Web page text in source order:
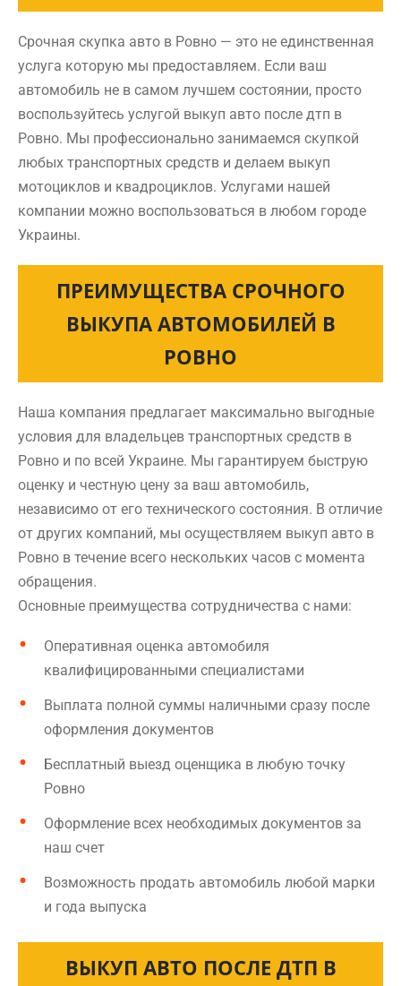
Срочная скупка авто в Ровно — это не единственная
услуга которую мы предоставляем. Если ваш
автомобиль не в самом лучшем состоянии, просто
воспользуйтесь услугой выкуп авто после дтп в
Ровно. Мы профессионально занимаемся скупкой
любых транспортных средств и делаем выкуп
мотоциклов и квадроциклов. Услугами нашей
компании можно воспользоваться в любом городе
Украины.
ПРЕИМУЩЕСТВА СРОЧНОГО
ВЫКУПА АВТОМОБИЛЕЙ В
РОВНО
Наша компания предлагает максимально выгодные
условия для владельцев транспортных средств в
Ровно и по всей Украине. Мы гарантируем быструю
оценку и честную цену за ваш автомобиль,
независимо от его технического состояния. В отличие
от других компаний, мы осуществляем выкуп авто в
Ровно в течение всего нескольких часов с момента
обращения.
Основные преимущества сотрудничества с нами:
Оперативная оценка автомобиля
квалифицированными специалистами
Выплата полной суммы наличными сразу после
оформления документов
Бесплатный выезд оценщика в любую точку
Ровно
Оформление всех необходимых документов за
наш счет
Возможность продать автомобиль любой марки
и года выпуска
ВЫКУП АВТО ПОСЛЕ ДТП В